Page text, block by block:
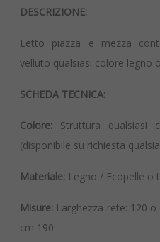
DESCRIZIONE:
Letto piazza e mezza
velluto qualsiasi colore legno
SCHEDA TECNICA:
Colore: Struttura qualsiasi
(disponibile su richiesta
Materiale: Legno / Ecopelle o
Misure: Larghezza rete: 120
cm 190